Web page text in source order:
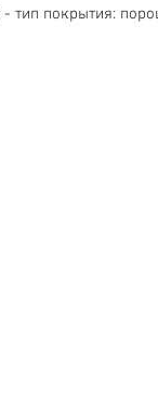
тип покрытия: